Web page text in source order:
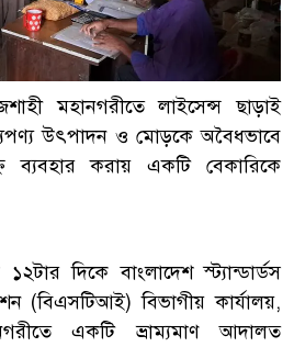
মহানগরীতে লাইসেন্স ছাড়াই
উৎপাদন ও মোড়কে অবৈধভাবে
ব্যবহার করায় একটি বেকারিকে
দিকে বাংলাদেশ স্ট্যান্ডার্ডস
(বিএসটিআই) বিভাগীয় কার্যালয়,
একটি ভ্রাম্যমাণ আদালত